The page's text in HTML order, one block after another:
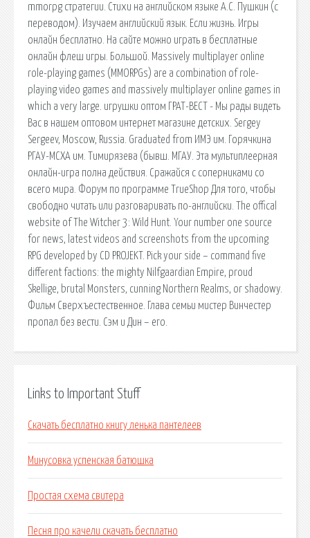
mmorpg cтратегии. Стихи на английском языке А.С. Пушкин (с
переводом). Изучаем английский язык. Если жизнь. Игры
онлайн бесплатно. На сайте можно играть в бесплатные
онлайн флеш игры. Большой. Massively multiplayer online
role-playing games (MMORPGs) are a combination of role-
playing video games and massively multiplayer online games in
which a very large. игрушки оптом ГРАТ-ВЕСТ - Мы рады видеть
Вас в нашем оптовом интернет магазине детских. Sergey
Sergeev, Moscow, Russia. Graduated from ИМЭ им. Горячкина
РГАУ-МСХА им. Тимирязева (бывш. МГАУ. Эта мультиплеерная
онлайн-игра полна действия. Сражайся с соперниками со
всего мира. Форум по программе TrueShop Для того, чтобы
свободно читать или разговаривать по-английски. The offical
website of The Witcher 3: Wild Hunt. Your number one source
for news, latest videos and screenshots from the upcoming
RPG developed by CD PROJEKT. Pick your side – command five
different factions: the mighty Nilfgaardian Empire, proud
Skellige, brutal Monsters, cunning Northern Realms, or shadowy.
Фильм Сверхъестественное. Глава семьи мистер Винчестер
пропал без вести. Сэм и Дин – его.
Links to Important Stuff
Скачать бесплатно книгу ленька пантелеев
Минусовка успенская батюшка
Простая схема свитера
Песня про качели скачать бесплатно